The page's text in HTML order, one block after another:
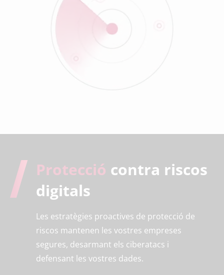
Protecció contra riscos
digitals
Les estratègies proactives de protecció de
riscos mantenen les vostres empreses
segures, desarmant els ciberatacs i
defensant les vostres dades.